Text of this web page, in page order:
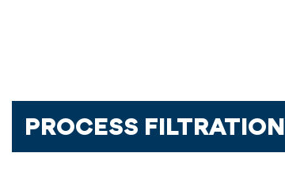
PROCESS FILTRATION